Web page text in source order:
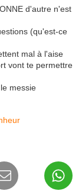
d'autre n'est
(qu'est-ce
mal à l'aise
vont te permettre
messie